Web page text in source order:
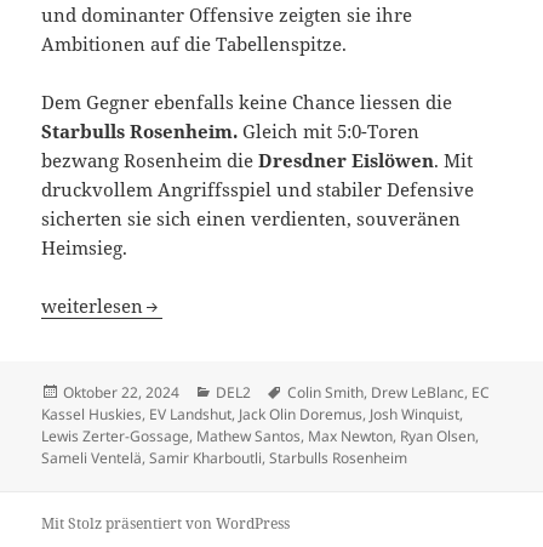
und dominanter Offensive zeigten sie ihre
Ambitionen auf die Tabellenspitze.
Dem Gegner ebenfalls keine Chance liessen die
Starbulls Rosenheim. Gleich mit 5:0-Toren
bezwang Rosenheim dieDresdner Eislöwen. Mit
druckvollem Angriffsspiel und stabiler Defensive
sicherten sie sich einen verdienten, souveränen
Heimsieg.
Torgewitter in der DEL2: EV Landshut trifft 9mal – je
weiterlesen
Veröffentlicht
am
Oktober 22, 2024 Kategorien
DEL2 Schlagwörter
Colin Smith, Drew LeBlanc, EC
Kassel Huskies, EV Landshut, Jack Olin Doremus, Josh Winquist,
Lewis Zerter-Gossage, Mathew Santos, Max Newton, Ryan Olsen,
Sameli Ventelä,Samir Kharboutli,Starbulls Rosenheim
Mit Stolz präsentiert von WordPress